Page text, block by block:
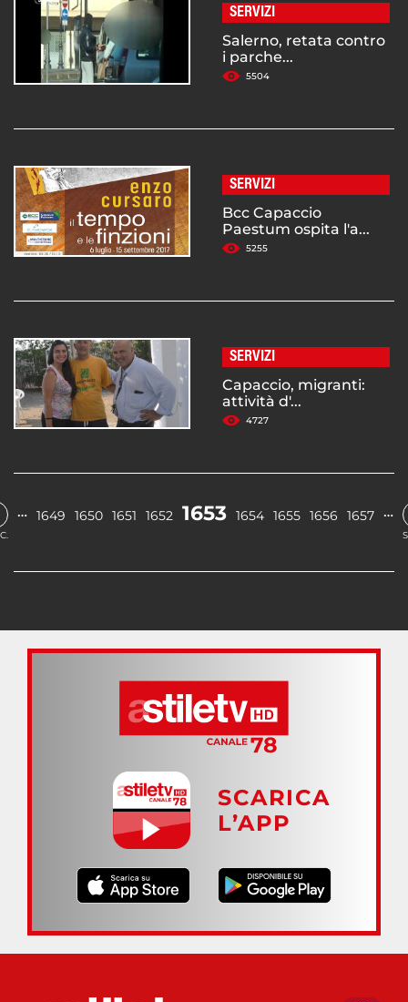
SERVIZI
Salerno, retata contro
i parche...
5504
SERVIZI
Bcc Capaccio
Paestum ospita l'a...
5255
SERVIZI
Capaccio, migranti:
attività d'...
4727
… 1649 1650 1651 1652 1653 1654 1655 1656 1657 …
SCARICA
L’APP